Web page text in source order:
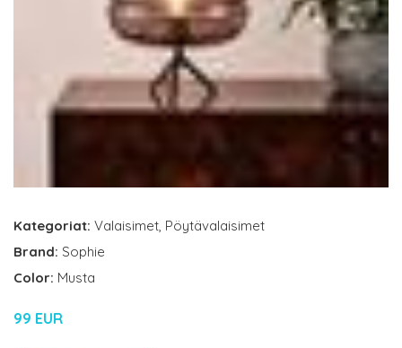
Kategoriat: Valaisimet, Pöytävalaisimet
Brand: Sophie
Color: Musta
99 EUR